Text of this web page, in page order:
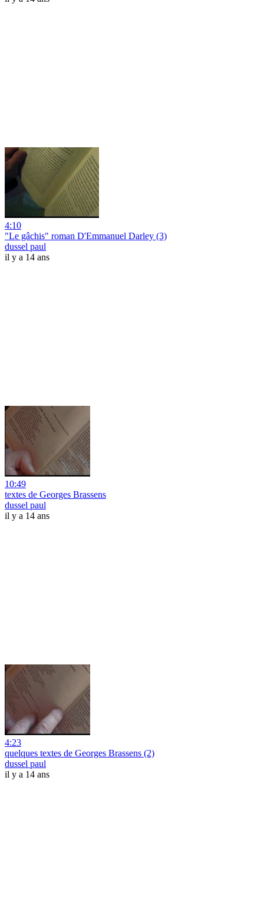
4:10
"Le gâchis" roman D'Emmanuel Darley (3)
dussel paul
il y a 14 ans
10:49
textes de Georges Brassens
dussel paul
il y a 14 ans
4:23
quelques textes de Georges Brassens (2)
dussel paul
il y a 14 ans